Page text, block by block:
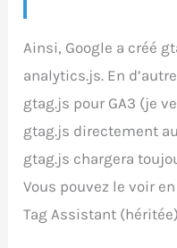
Ainsi, Google a créé
analytics.js. En
gtag.js pour GA3 (je
gtag.js directement
gtag.js chargera
Vous pouvez le voir
Tag Assistant